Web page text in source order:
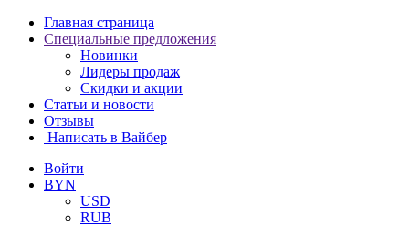
Главная страница
Специальные предложения
Новинки
Лидеры продаж
Скидки и акции
Статьи и новости
Отзывы
Написать в Вайбер
Войти
BYN
USD
RUB